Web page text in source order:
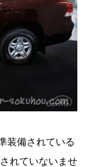
装備されている
れていないませ